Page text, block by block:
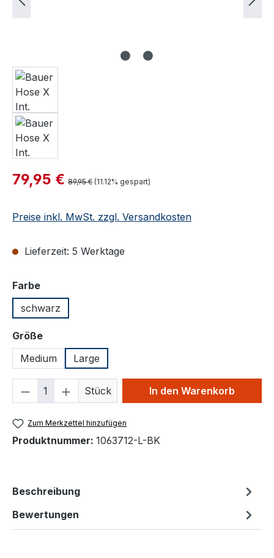
Verkaufspreis:
79,95 € Regulärer Preis:
89,95 € (11.12% gespart)
Preise inkl. MwSt. zzgl. Versandkosten
Lieferzeit: 5 Werktage
Farbeauswählen
schwarz
Größeauswählen
Medium
Large
Produkt Anzahl: Gib den
Stück In den Warenkorb
Zum Merkzettel hinzufügen
Produktnummer: 1063712-L-BK
Beschreibung
Bewertungen